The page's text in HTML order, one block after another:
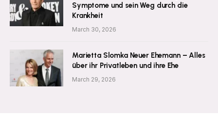
Symptome und sein Weg durch die
Krankheit
March 30, 2026
Marietta Slomka Neuer Ehemann – Alles
über ihr Privatleben und ihre Ehe
March 29, 2026